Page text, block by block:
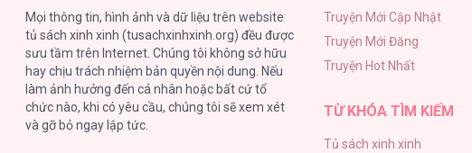
Crazy Rich Santa [...] – Chap 0.1
Mọi thông tin, hình ảnh và dữ liệu trên website
tủ sách xinh xinh (tusachxinhxinh.org) đều được
sưu tầm trên Internet. Chúng tôi không sở hữu
hay chịu trách nhiệm bản quyền nội dung. Nếu
làm ảnh hưởng đến cá nhân hoặc bất cứ tổ
chức nào, khi có yêu cầu, chúng tôi sẽ xem xét
và gỡ bỏ ngay lập tức.
Truyện Mới Cập Nhật
Truyện Mới Đăng
Truyện Hot Nhất
TỪ KHÓA TÌM KIẾM
Tủ sách xinh xinh